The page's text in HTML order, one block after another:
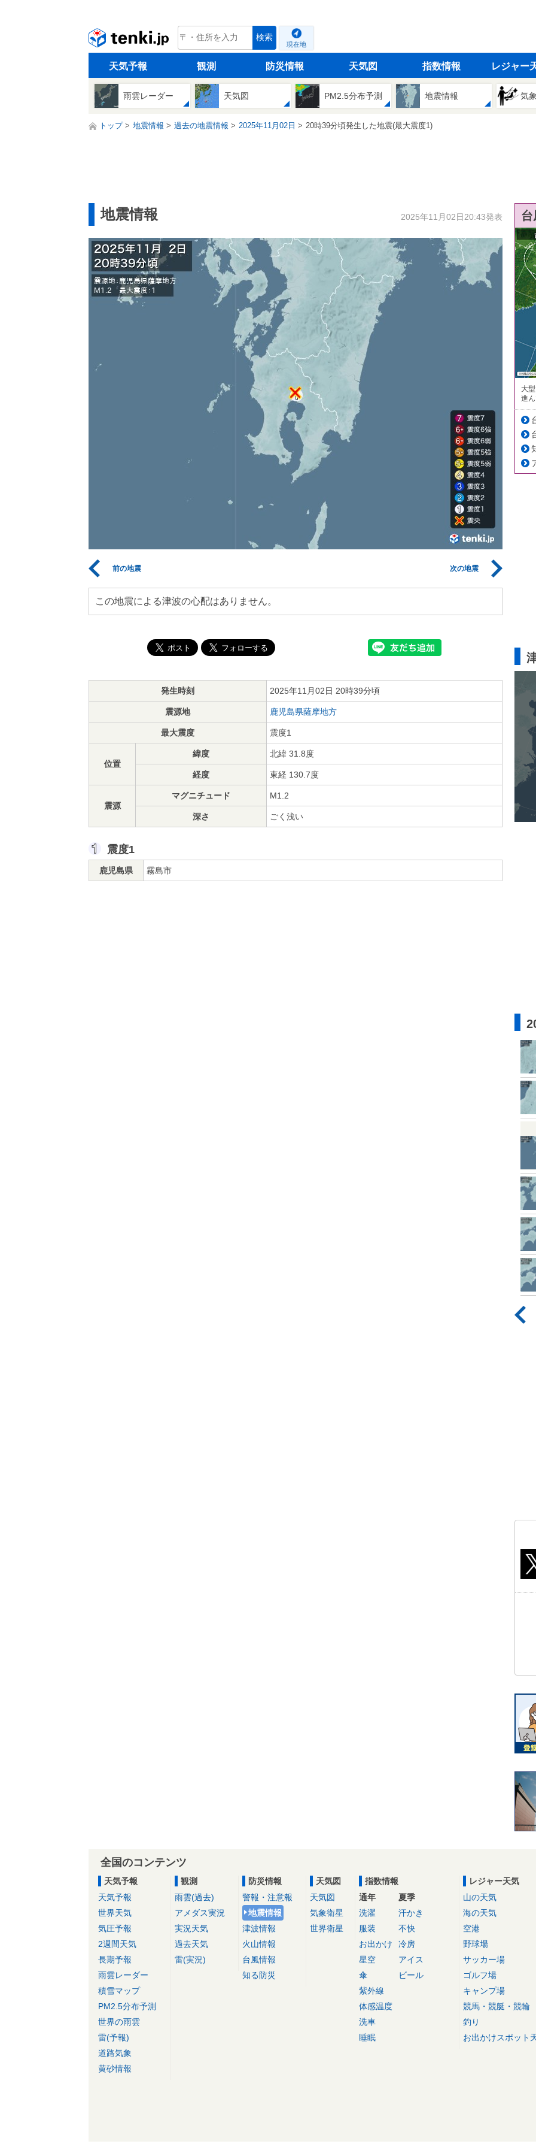
tenki.jp 検索
現在地
天気予報 観測 防災情報 天気図 指数情報 レジャー
雨雲レーダー 天気図 PM2.5分布予測 地震情報 気
トップ 地震情報 過去の地震情報 2025年11月02日 20時39分頃発生した地震(最大震度1)
地震情報 2025年11月02日20:43発表
前の地震 次の地震
この地震による津波の心配はありません。
発生時刻 2025年11月02日 20時39分頃
震源地 鹿児島県薩摩地方
最大震度 震度1
位置
緯度 北緯 31.8度
経度 東経 130.7度
震源
マグニチュード M1.2
深さ ごく浅い
震度1
鹿児島県 霧島市
大
進
全国のコンテンツ
天気予報
天気予報
世界天気
気圧予報
2週間天気
長期予報
雨雲レーダー
積雪マップ
PM2.5分布予測
世界の雨雲
雷(予報)
道路気象
黄砂情報
観測
雨雲(過去)
アメダス実況
実況天気
過去天気
雷(実況)
防災情報
警報・注意報
地震情報
津波情報
火山情報
台風情報
知る防災
天気図
天気図
気象衛星
世界衛星
指数情報
通年
洗濯
服装
お出かけ
星空
傘
紫外線
体感温度
洗車
睡眠
夏季
汗かき
不快
冷房
アイス
ビール
レジャー天気
山の天気
海の天気
空港
野球場
サッカー場
ゴルフ場
キャンプ場
競馬・競艇・競輪
釣り
お出かけスポット